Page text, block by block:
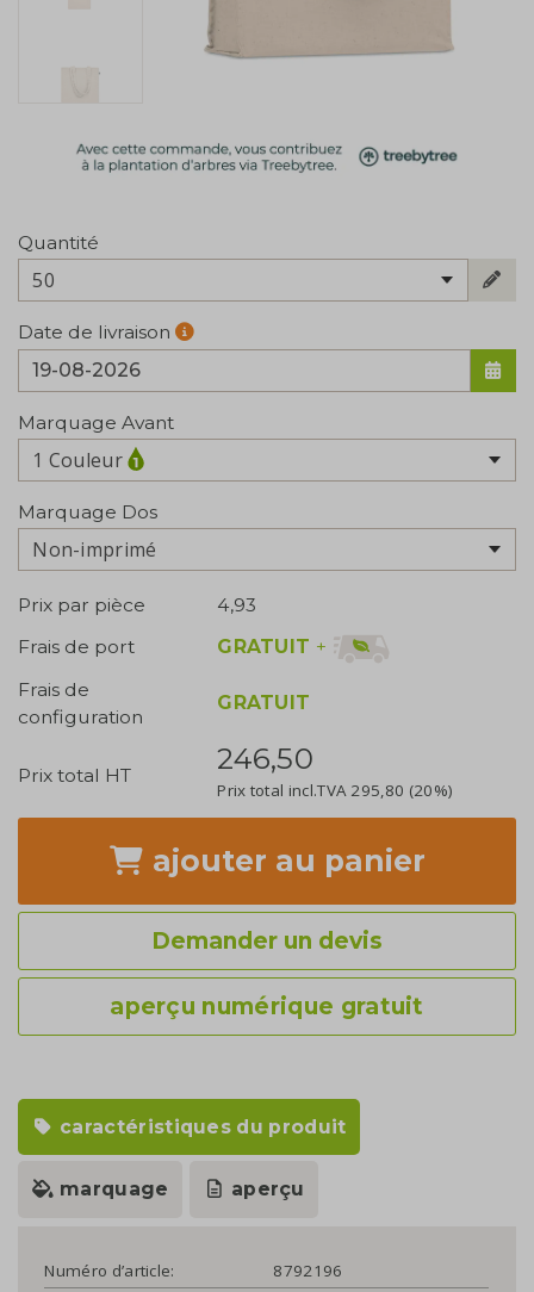
Quantité
50
Date de livraison
Marquage Avant
1 Couleur
Marquage Dos
Non-imprimé
Prix par pièce
4,93
Frais de port
GRATUIT +
Frais de
configuration
GRATUIT
Prix total HT 246,50
Prix total incl.TVA 295,80 (20%)
ajouter au panier
Demander un devis
aperçu numérique gratuit
caractéristiques du produit
marquage aperçu
Numéro d’article:
8792196